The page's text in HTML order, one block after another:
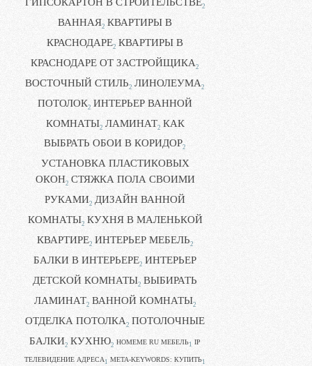
2
ВАННАЯ2 КВАРТИРЫ В
КРАСНОДАРЕ2 КВАРТИРЫ В
КРАСНОДАРЕ ОТ ЗАСТРОЙЩИКА2
ВОСТОЧНЫЙ СТИЛЬ2 ЛИНОЛЕУМА2
ПОТОЛОК2 ИНТЕРЬЕР ВАННОЙ
КОМНАТЫ2 ЛАМИНАТ2 КАК
ВЫБРАТЬ ОБОИ В КОРИДОР2
УСТАНОВКА ПЛАСТИКОВЫХ
ОКОН2 СТЯЖКА ПОЛА СВОИМИ
РУКАМИ2 ДИЗАЙН ВАННОЙ
КОМНАТЫ2 КУХНЯ В МАЛЕНЬКОЙ
КВАРТИРЕ2 ИНТЕРЬЕР МЕБЕЛЬ2
БАЛКИ В ИНТЕРЬЕРЕ2 ИНТЕРЬЕР
ДЕТСКОЙ КОМНАТЫ2 ВЫБИРАТЬ
ЛАМИНАТ2 ВАННОЙ КОМНАТЫ2
ОТДЕЛКА ПОТОЛКА2 ПОТОЛОЧНЫЕ
БАЛКИ2 КУХНЮ2 HOMEME RU МЕБЕЛЬ1 IP
ТЕЛЕВИДЕНИЕ АДРЕСА 1 META-KEYWORDS: КУПИТЬ1